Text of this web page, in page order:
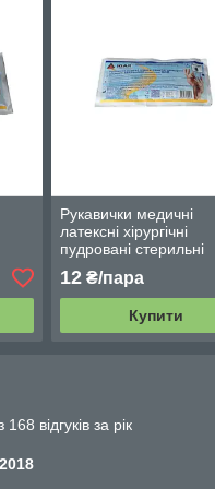
Рукавички медичні
латексні хірургічні
пудровані стерильні
(50пар / уп.) Р 8
12₴/пара
Купити
відгуків за рік